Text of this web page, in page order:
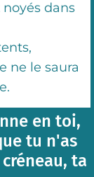
dans
ne le saura
en toi,
tu n'as
ta